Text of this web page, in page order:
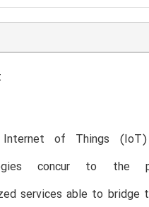
of Things (IoT)
concur to the
services able to bridge